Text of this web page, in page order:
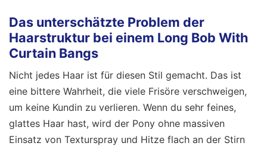
Das unterschätzte Problem der
Haarstruktur bei einem Long Bob With
Curtain Bangs
Nicht jedes Haar ist für diesen Stil gemacht. Das ist
eine bittere Wahrheit, die viele Frisöre verschweigen,
um keine Kundin zu verlieren. Wenn du sehr feines,
glattes Haar hast, wird der Pony ohne massiven
Einsatz von Texturspray und Hitze flach an der Stirn